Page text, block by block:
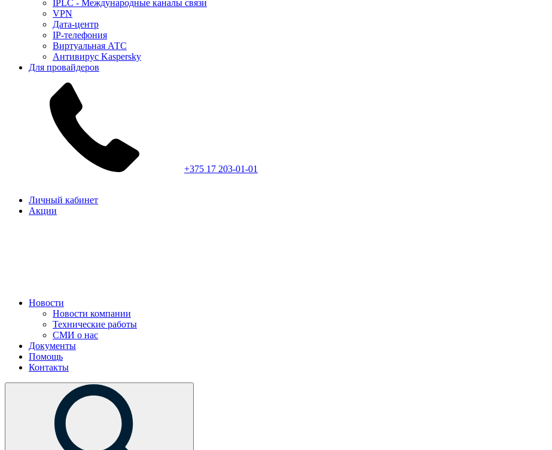
IPLC - Международные каналы связи
VPN
Дата-центр
IP-телефония
Виртуальная АТС
Антивирус Kaspersky
Для провайдеров
+375 17 203-01-01
Личный кабинет
Акции
Новости
Новости компании
Технические работы
СМИ о нас
Документы
Помощь
Контакты